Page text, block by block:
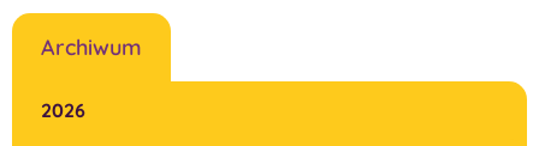
Archiwum
2026